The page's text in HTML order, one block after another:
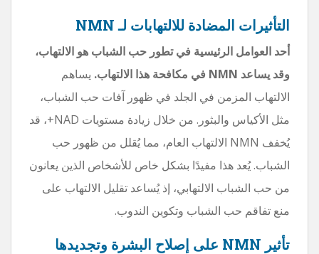
التأثيرات المضادة للالتهابات لـ NMN
أحد العوامل الرئيسية في تطور حب الشباب هو الالتهاب،
وقد يساعد NMN في مكافحة هذا الالتهاب.
يساهم
الالتهاب المزمن في الجلد في ظهور آفات حب الشباب،
مثل الأكياس والبثور. من خلال زيادة مستويات NAD+، قد
يُخفف NMN الالتهاب العام، مما يُقلل من ظهور حب
الشباب. يُعد هذا مفيدًا بشكل خاص للأشخاص الذين يعانون
من حب الشباب الالتهابي، إذ يُساعد تقليل الالتهاب على
منع تفاقم حب الشباب وتكوين الندوب.
تأثير NMN على إصلاح البشرة وتجديدها